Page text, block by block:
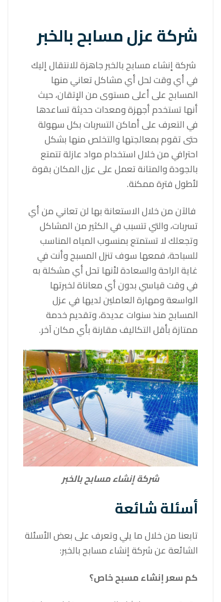
شركة عزل مسابح بالخبر
شركة إنشاء مسابح بالخبر جاهزة للانتقال إليك
في أي وقت لحل أي مشاكل تعاني منها
المسابح على أعلى مستوى من الإتقان، حيث
أنها تستخدم أجهزة ومعدات حديثة تساعدها
في التعرف على أماكن التسربات بكل سهولة
حتى تقوم بمعالجتها والتخلص منها بشكل
احترافي من خلال استخدام مواد عازلة تتمتع
بالجودة والمتانة تعمل على عزل المكان بقوة
لأطول فترة ممكنة.
فالآن من خلال الاستعانة بها لن تعاني من أي
تسربات، والتي تتسبب في الكثير من المشاكل
وتجعلك لا تستمتع بمنسوب المياه المناسب
للسباحة، فمعها سوف تنزل المسبح وأنت في
غاية الراحة والسعادة لأنها تحل أي مشكلة به
في وقت قياسي بدون أي معاناة لخبرتها
الواسعة ومهارة العاملين لديها في عزل
المسابح منذ سنوات عديدة، وتقديم خدمة
ممتازة بأقل التكاليف مقارنة بأي مكان آخر.
شركة إنشاء مسابح بالخبر
أسئلة شائعة
تابعنا من خلال ما يلي وتعرف على بعض الأسئلة
الشائعة عن شركة إنشاء مسابح بالخبر:
كم سعر إنشاء مسبح خاص؟